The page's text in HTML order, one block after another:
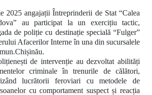
2025 angajații Întreprinderii de Stat “Calea
au participat la un exercițiu tactic,
de poliție cu destinație specială “Fulger”
Afacerilor Interne în una din sucursalele
de intervenție audezvoltat abilități
criminale în trenurile de călători,
lucrătorii feroviari cu metodele de
cu comportament suspect și reacția